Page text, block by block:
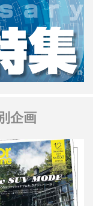
企画